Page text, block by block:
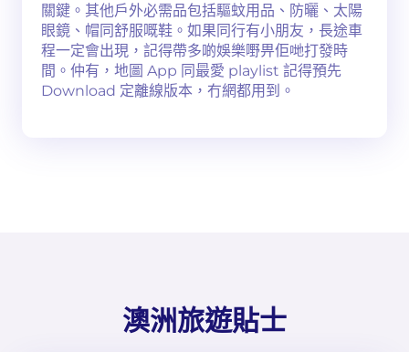
關鍵。其他戶外必需品包括驅蚊用品、防曬、太陽
眼鏡、帽同舒服嘅鞋。如果同行有小朋友，長途車
程一定會出現，記得帶多啲娛樂嘢畀佢哋打發時
間。仲有，地圖 App 同最愛 playlist 記得預先
Download 定離線版本，冇網都用到。
澳洲旅遊貼士